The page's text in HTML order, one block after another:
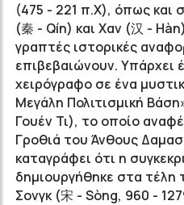
(475 - 221 π.Χ), όπως και
(秦 - Qín) και Χαν (汉 -
γραπτές ιστορικές
επιβεβαιώνουν. Υπάρχει
χειρόγραφο σε ένα
Μεγάλη Πολιτισμική
Γουέν Τι), το οποίο
Γροθιά του Άνθους
καταγράφει ότι η
δημιουργήθηκε στα τέλη
Σονγκ (宋 - Sòng, 960 -